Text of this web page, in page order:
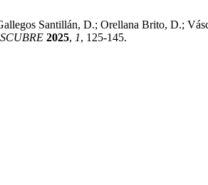
Santillán, D.; Orellana Brito, D.;
2025, 1, 125-145.